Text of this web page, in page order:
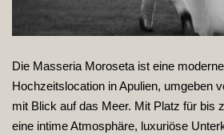
Die Masseria Moroseta ist eine
Hochzeitslocation in Apulien, umgeben
mit Blick auf das Meer. Mit Platz für bis
eine intime Atmosphäre, luxuriöse